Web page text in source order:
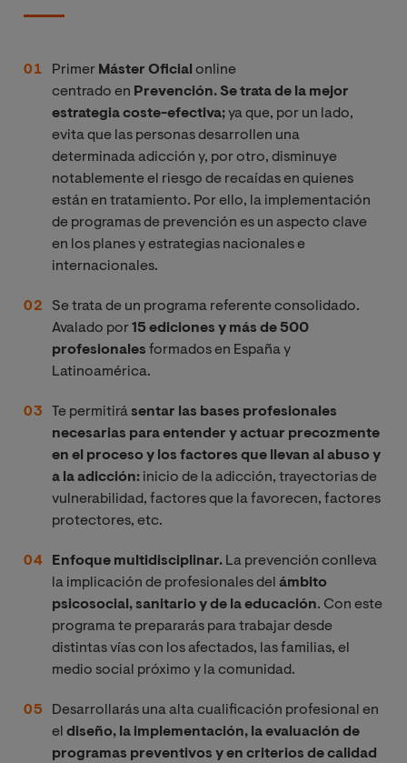
Primer Máster Oficial online
centrado en Prevención. Se trata de la mejor
estrategia coste-efectiva;ya que, por un lado,
evita que las personas desarrollen una
determinada adicción y, por otro, disminuye
notablemente el riesgo de recaídas en quienes
están en tratamiento. Por ello, la implementación
de programas de prevención es un aspecto clave
en los planes y estrategias nacionales e
internacionales.
Se trata de un programa referente consolidado.
Avalado por15 ediciones y más de 500
profesionales formados en España y
Latinoamérica.
Te permitirásentar las bases profesionales
necesarias para entender y actuar precozmente
en el proceso y los factores que llevan al abuso y
a la adicción: inicio de la adicción, trayectorias de
vulnerabilidad, factores que la favorecen, factores
protectores, etc.
Enfoque multidisciplinar. La prevención conlleva
la implicación de profesionales del ámbito
psicosocial, sanitario y de la educación. Con este
programa te prepararás para trabajar desde
distintas vías con los afectados, las familias, el
medio social próximo y la comunidad.
Desarrollarás una alta cualificación profesional en
el diseño, la implementación, la evaluación de
programas preventivos y en criterios de calidad